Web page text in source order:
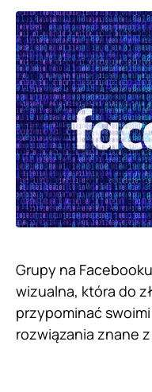
Grupy na
wizualna, która do
przypominać
rozwiązania znane